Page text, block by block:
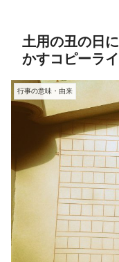
土用の丑の日
かすコピーラ
行事の意味・由来